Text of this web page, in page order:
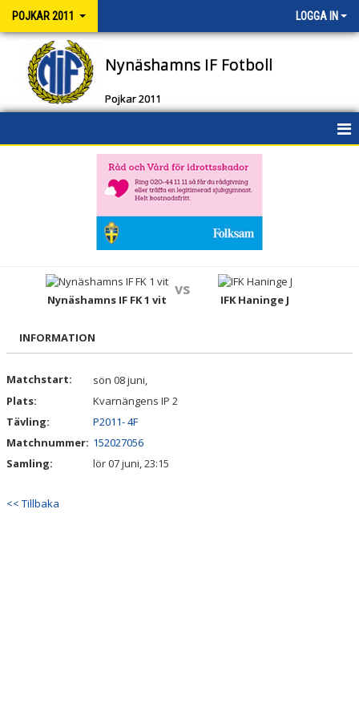
POJKAR 2011 LOGGA IN
Nynäshamns IF Fotboll
Pojkar 2011
KONTAKT
TRUPPEN
KALENDER
Nynäshamns IF FK 1 vit
vs
IFK Haninge J
INFORMATION
Matchstart:
sön 08 juni,
Plats:
Kvarnängens IP 2
Tävling:
P2011- 4F
Matchnummer: 152027056
Samling:
lör 07 juni, 23:15
<< Tillbaka